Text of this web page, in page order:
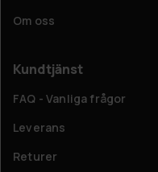
Om oss
Kundtjänst
FAQ - Vanliga frågor
Leverans
Returer